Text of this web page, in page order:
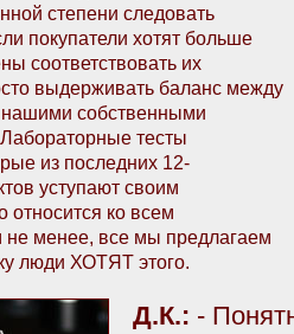
степени следовать
покупатели хотят больше
соответствовать их
выдерживать баланс между
собственными
тесты
из последних 12-
уступают своим
относится ко всем
не менее, все мы предлагаем
люди ХОТЯТ этого.
Д.К.: -